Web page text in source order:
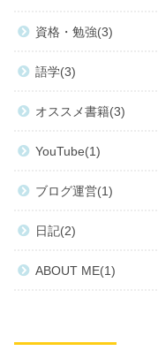
資格・勉強 3
語学 3
オススメ書籍 3
YouTube 1
ブログ運営 1
日記 2
ABOUT ME 1